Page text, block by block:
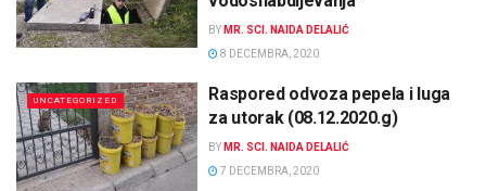
BY MR. SCI. NAIDA DELALIĆ
8 DECEMBRA, 2020
UNCATEGORIZED
Raspored odvoza pepela i luga
za utorak (08.12.2020.g)
BY MR. SCI. NAIDA DELALIĆ
7 DECEMBRA, 2020